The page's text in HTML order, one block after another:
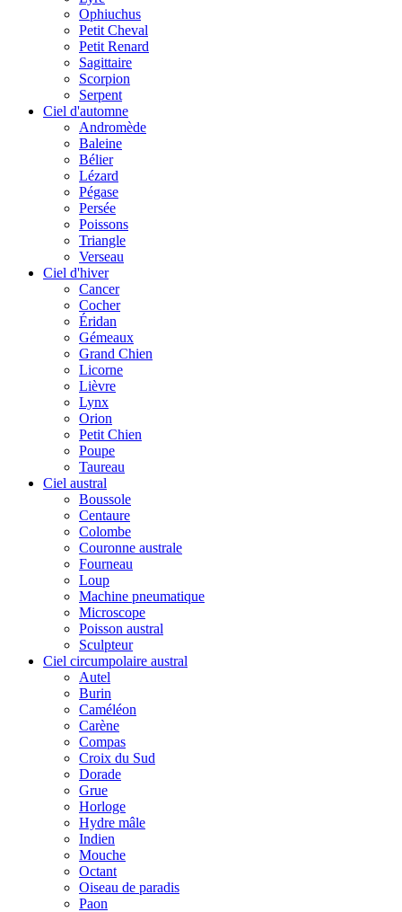
Ophiuchus
Petit Cheval
Petit Renard
Sagittaire
Scorpion
Serpent
Ciel d'automne
Andromède
Baleine
Bélier
Lézard
Pégase
Persée
Poissons
Triangle
Verseau
Ciel d'hiver
Cancer
Cocher
Éridan
Gémeaux
Grand Chien
Licorne
Lièvre
Lynx
Orion
Petit Chien
Poupe
Taureau
Ciel austral
Boussole
Centaure
Colombe
Couronne australe
Fourneau
Loup
Machine pneumatique
Microscope
Poisson austral
Sculpteur
Ciel circumpolaire austral
Autel
Burin
Caméléon
Carène
Compas
Croix du Sud
Dorade
Grue
Horloge
Hydre mâle
Indien
Mouche
Octant
Oiseau de paradis
Paon